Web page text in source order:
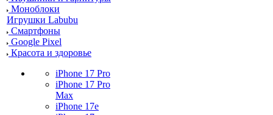
Моноблоки
Игрушки Labubu
Смартфоны
Google Pixel
Красота и здоровье
iPhone 17 Pro
iPhone 17 Pro
Max
iPhone 17e